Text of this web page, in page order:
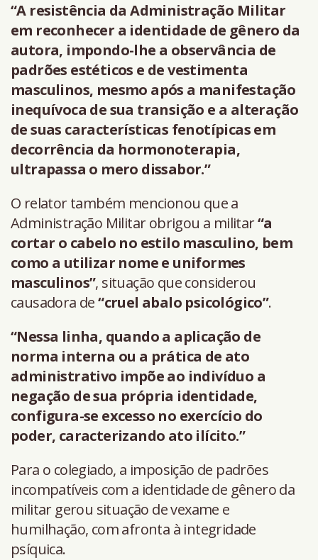
“A resistência da Administração Militar
em reconhecer a identidade de gênero da
autora, impondo-lhe a observância de
padrões estéticos e de vestimenta
masculinos, mesmo após a manifestação
inequívoca de sua transição e a alteração
de suas características fenotípicas em
decorrência da hormonoterapia,
ultrapassa o mero dissabor.”
O relator também mencionou que a
Administração Militar obrigou a militar“a
cortar o cabelo no estilo masculino, bem
como a utilizar nome e uniformes
masculinos”, situação que considerou
causadora de“cruel abalo psicológico”.
“Nessa linha, quando a aplicação de
norma interna ou a prática de ato
administrativo impõe ao indivíduo a
negação de sua própria identidade,
configura-se excesso no exercício do
poder, caracterizando ato ilícito.”
Para o colegiado, a imposição de padrões
incompatíveis com a identidade de gênero da
militar gerou situação de vexame e
humilhação, com afronta à integridade
psíquica.